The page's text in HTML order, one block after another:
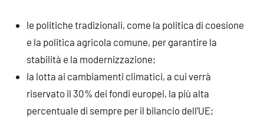
le politiche tradizionali, come la politica di coesione
e la politica agricola comune, per garantire la
stabilità e la modernizzazione;
la lotta ai cambiamenti climatici, a cui verrà
riservato il 30% dei fondi europei, la più alta
percentuale di sempre per il bilancio dell’UE;